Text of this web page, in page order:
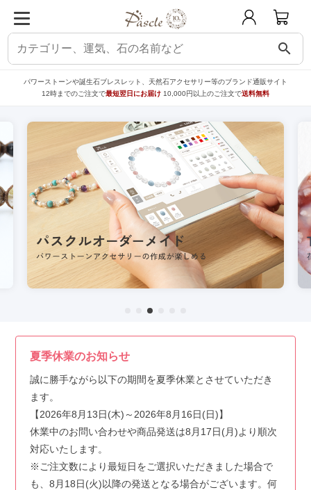
search
パワーストーンや誕生石ブレスレット、天然石アクセサリー等のブランド通販サイト
12時までのご注文で最短翌日にお届け 10,000円以上のご注文で送料無料
夏季休業のお知らせ
誠に勝手ながら以下の期間を夏季休業とさせていただき
ます。
【2026年8月13日(木)～2026年8月16日(日)】
休業中のお問い合わせや商品発送は8月17日(月)より順次
対応いたします。
※ご注文数により最短日をご選択いただきました場合で
も、8月18日(火)以降の発送となる場合がございます。何